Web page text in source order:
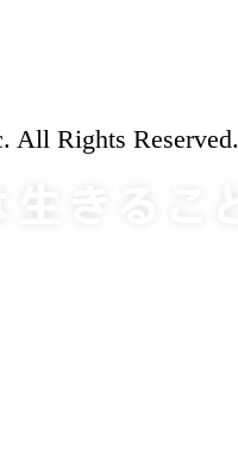
All Rights Reserved.